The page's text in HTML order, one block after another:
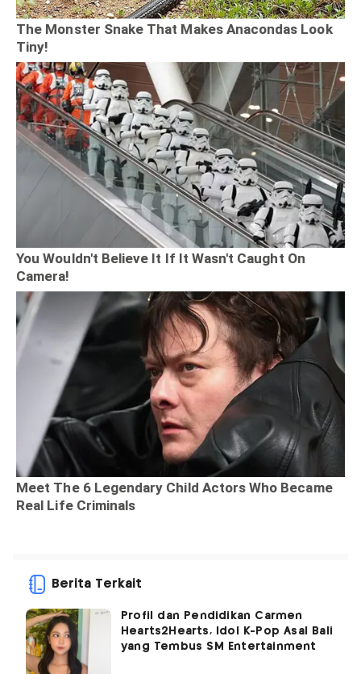
Berita Terkait
Profil dan Pendidikan Carmen
Hearts2Hearts, Idol K-Pop Asal Bali
yang Tembus SM Entertainment